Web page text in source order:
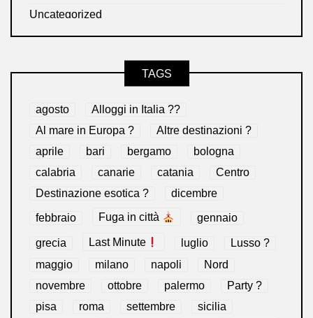
Uncategorized
TAGS
agosto
Alloggi in Italia ??
Al mare in Europa ?️
Altre destinazioni ?
aprile
bari bergamo
bologna
calabria
canarie catania
Centro
Destinazione esotica ?
dicembre
febbraio Fuga in città gennaio
grecia Last Minute luglio
Lusso ?
maggio
milano napoli
Nord
novembre
ottobre palermo
Party ?
pisa
roma settembre
sicilia